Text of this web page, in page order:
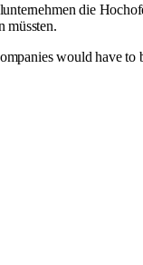
die
müssten.
would have